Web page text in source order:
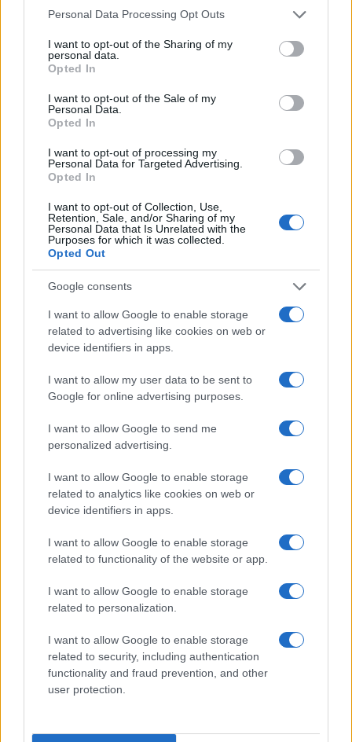
Personal Data Processing Opt Outs
I want to opt-out of the Sharing of my
personal data.
Opted In
I want to opt-out of the Sale of my
Personal Data.
Opted In
I want to opt-out of processing my
Personal Data for Targeted Advertising.
Opted In
I want to opt-out of Collection, Use,
Retention, Sale, and/or Sharing of my
Personal Data that Is Unrelated with the
Purposes for which it was collected.
Opted Out
Google consents
I want to allow Google to enable storage
related to advertising like cookies on web or
device identifiers in apps.
I want to allow my user data to be sent to
Google for online advertising purposes.
I want to allow Google to send me
personalized advertising.
I want to allow Google to enable storage
related to analytics like cookies on web or
device identifiers in apps.
I want to allow Google to enable storage
related to functionality of the website or app.
I want to allow Google to enable storage
related to personalization.
I want to allow Google to enable storage
related to security, including authentication
functionality and fraud prevention, and other
user protection.
e ancor di più perchè voterà anche per la
prima volta uno dei miei figli divenuto da poco
maggiorenne.
Mi sento un cittadino come tanti, con il mio
lavoro, la famiglia e le faccende ordinarie e
straordinarie da gestire, e mi accosto con
interesse a capire quali siano i miei possibili
candidati da votare. Come nelll’84 leggo i giornali,
ora on line, guardo molti talk show, i notiziari
meno perchè la faziosità mi infastidisce di più
ascoltata che scritta, e purtroppo non ho ancora
capito un accidente.
Chi è Fratoianni ? Ha un partito ? E come si
chiama ? E il bravo ragazzo Calenda che partito
ha? E con chi sta? E quali sono i suoi ideali e i suoi
programmi ? E il misurato Lupi dove sta adesso ?
Vedo talvolta e ascolto con piacere Clemente
Mastella, ma pure tu, con chi stai oggi e chi
rappresenti ? Non menziono i cari pentastellati
da 5 diversi astri lontani parecchi anni luce uno
dall’altro e per me sarebbe difficilissimo cercare
di comprenderne l’evoluzione: forse semplifico
troppo ma mi sovviene Orwell con la sua fattoria.
Oggi vedo un polo già costituito. Dall’altra vedo un